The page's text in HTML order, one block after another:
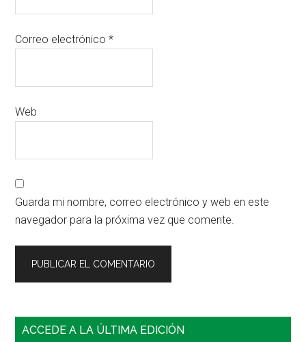
Correo electrónico*
Web
Guarda mi nombre, correo electrónico y web en este
navegador para la próxima vez que comente.
Barra
ACCEDE A LA ÚLTIMA EDICIÓN